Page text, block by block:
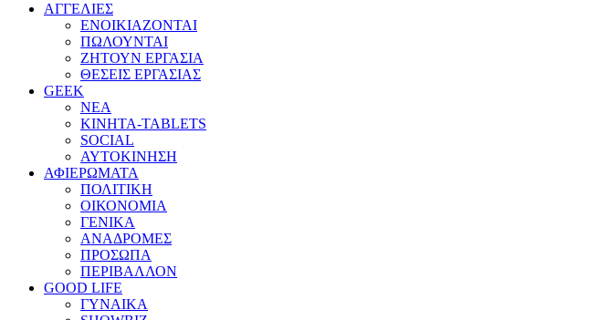
ΑΓΓΕΛΙΕΣ
ΕΝΟΙΚΙΑΖΟΝΤΑΙ
ΠΩΛΟΥΝΤΑΙ
ΖΗΤΟΥΝ ΕΡΓΑΣΙΑ
ΘΕΣΕΙΣ ΕΡΓΑΣΙΑΣ
GEEK
ΝΕΑ
ΚΙΝΗΤΑ-TABLETS
SOCIAL
ΑΥΤΟΚΙΝΗΣΗ
ΑΦΙΕΡΩΜΑΤΑ
ΠΟΛΙΤΙΚΗ
ΟΙΚΟΝΟΜΙΑ
ΓΕΝΙΚΑ
ΑΝΑΔΡΟΜΕΣ
ΠΡΟΣΩΠΑ
ΠΕΡΙΒΑΛΛΟΝ
GOOD LIFE
ΓΥΝΑΙΚΑ